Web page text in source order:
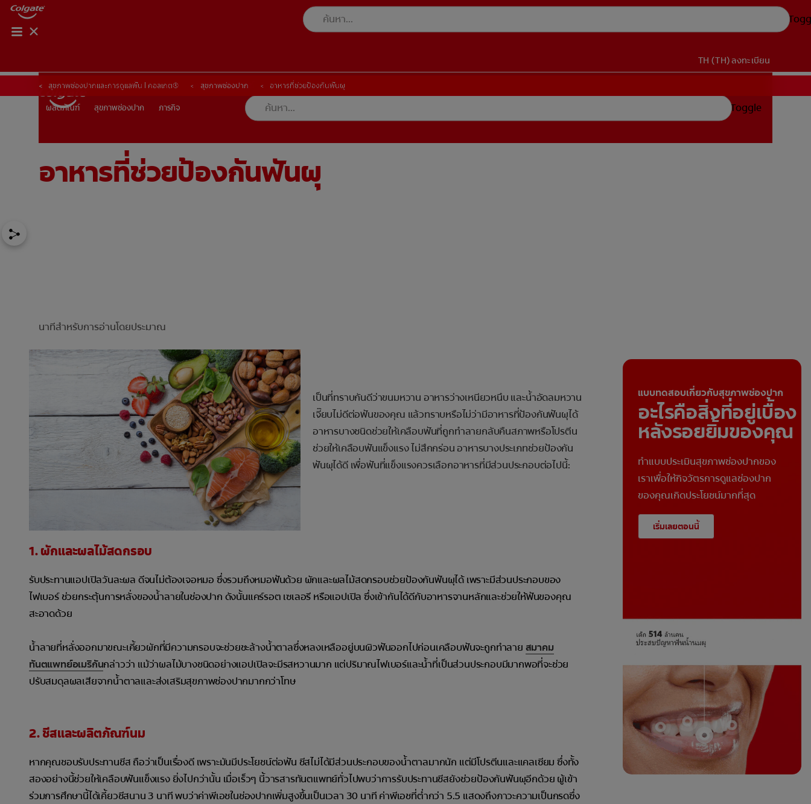
ผลิตภัณฑ์ สุขภาพช่องปาก
TH (TH) ลงทะเบียน
TH (TH)ลงทะเบียน
ผลิตภัณฑ์ สุขภาพช่องปาก ภารกิจ
การจับคู่ผลิตภัณฑ์
Toggle
สุขภาพช่องปากและการดูแลฟัน | คอลเกต® สุขภาพช่องปาก อาหารที่ช่วยป้องกันฟันผุ
อาหารที่ช่วยป้องกันฟันผุ
นาทีสำหรับการอ่านโดยประมาณ
เป็นที่ทราบกันดีว่าขนมหวาน อาหารว่างเหนียวหนึบ และน้ำอัดลมหวาน
เจี๊ยบไม่ดีต่อฟันของคุณ แล้วทราบหรือไม่ว่ามีอาหารที่ป้องกันฟันผุได้
อาหารบางชนิดช่วยให้เคลือบฟันที่ถูกทำลายกลับคืนสภาพหรือโปรตีน
ช่วยให้เคลือบฟันแข็งแรง ไม่สึกกร่อน อาหารบางประเภทช่วยป้องกัน
ฟันผุได้ดี เพื่อฟันที่แข็งแรงควรเลือกอาหารที่มีส่วนประกอบต่อไปนี้:
1. ผักและผลไม้สดกรอบ
รับประทานแอปเปิลวันละผล ดีจนไม่ต้องเจอหมอ ซึ่งรวมถึงหมอฟันด้วย ผักและผลไม้สดกรอบช่วยป้องกันฟันผุได้ เพราะมีส่วนประกอบของ
ไฟเบอร์ ช่วยกระตุ้นการหลั่งของน้ำลายในช่องปาก ดังนั้นแคร์รอต เซเลอรี หรือแอปเปิล ซึ่งเข้ากันได้ดีกับอาหารจานหลักและช่วยให้ฟันของคุณ
สะอาดด้วย
น้ำลายที่หลั่งออกมาขณะเคี้ยวผักที่มีความกรอบจะช่วยชะล้างน้ำตาลซึ่งหลงเหลืออยู่บนผิวฟันออกไปก่อนเคลือบฟันจะถูกทำลาย สมาคม
ทันตแพทย์อเมริกันกล่าวว่า แม้ว่าผลไม้บางชนิดอย่างแอปเปิลจะมีรสหวานมาก แต่ปริมาณไฟเบอร์และน้ำที่เป็นส่วนประกอบมีมากพอที่จะช่วย
ปรับสมดุลผลเสียจากน้ำตาลและส่งเสริมสุขภาพช่องปากมากกว่าโทษ
2. ชีสและผลิตภัณฑ์นม
หากคุณชอบรับประทานชีส ถือว่าเป็นเรื่องดี เพราะมันมีประโยชน์ต่อฟัน ชีสไม่ได้มีส่วนประกอบของน้ำตาลมากนัก แต่มีโปรตีนและแคลเซียม ซึ่งทั้ง
สองอย่างนี้ช่วยให้เคลือบฟันแข็งแรง ยิ่งไปกว่านั้น เมื่อเร็วๆ นี้วารสารทันตแพทย์ทั่วไปพบว่าการรับประทานชีสยังช่วยป้องกันฟันผุอีกด้วย ผู้เข้า
ร่วมการศึกษานี้ได้เคี้ยวชีสนาน 3 นาที พบว่าค่าพีเอชในช่องปากเพิ่มสูงขึ้นเป็นเวลา 30 นาที ค่าพีเอชที่ต่ำกว่า 5.5 แสดงถึงภาวะความเป็นกรดซึ่ง
แบบทดสอบเกี่ยวกับสุขภาพช่องปาก
อะไรคือสิ่งที่อยู่เบื้อง
หลังรอยยิ้มของคุณ
ทำแบบประเมินสุขภาพช่องปากของ
เราเพื่อให้กิจวัตรการดูแลช่องปาก
ของคุณเกิดประโยชน์มากที่สุด
เริ่มเลยตอนนี้